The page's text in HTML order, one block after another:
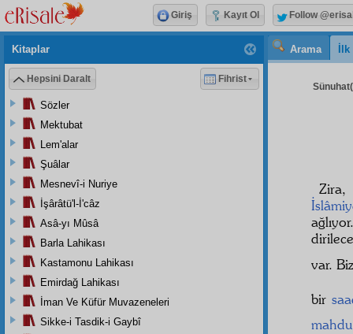
Arama
var.
bir
Kitaplar
Hepsini Daralt Fihrist
Sözler
Mektubat
Lem'alar
Şuâlar
Mesnevî-i Nuriye
İşârâtü'l-İ'câz
Asâ-yı Mûsâ
Barla Lahikası
Kastamonu Lahikası
Emirdağ Lahikası
İman Ve Küfür Muvazeneleri
Sikke-i Tasdik-i Gaybî
Giriş Kayıt Ol Follow